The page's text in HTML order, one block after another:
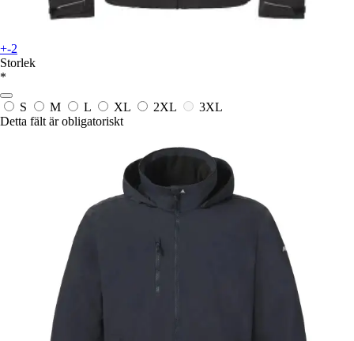
+-2
Storlek
*
S M L XL 2XL
3XL
Detta fält är obligatoriskt